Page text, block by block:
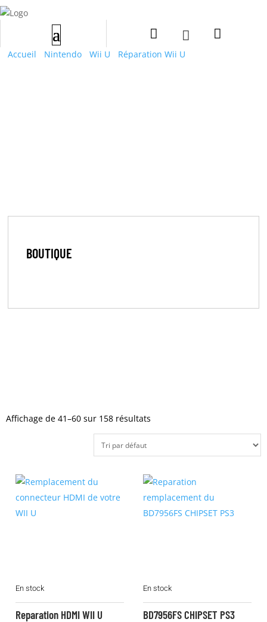
 
Accueil Nintendo /Wii U Réparation Wii U
BOUTIQUE
Affichage de 41–60 sur 158 résultats
En stock
Reparation HDMI WII U
En stock
BD7956FS CHIPSET PS3